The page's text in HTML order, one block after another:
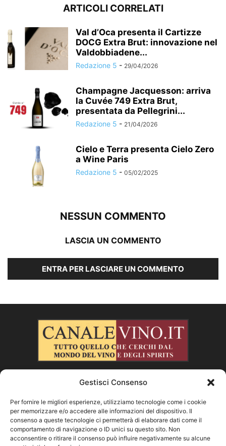
ARTICOLI CORRELATI
Val d’Oca presenta il Cartizze
DOCG Extra Brut: innovazione nel
Valdobbiadene...
Redazione 5 - 29/04/2026
Champagne Jacquesson: arriva
la Cuvée 749 Extra Brut,
presentata da Pellegrini...
Redazione 5 - 21/04/2026
Cielo e Terra presenta Cielo Zero
a Wine Paris
Redazione 5 - 05/02/2025
NESSUN COMMENTO
LASCIA UN COMMENTO
ENTRA PER LASCIARE UN COMMENTO
CHI SIAMO
SEGUICI
Gestisci Consenso
Per fornire le migliori esperienze, utilizziamo tecnologie come i cookie
per memorizzare e/o accedere alle informazioni del dispositivo. Il
consenso a queste tecnologie ci permetterà di elaborare dati come il
comportamento di navigazione o ID unici su questo sito. Non
acconsentire o ritirare il consenso può influire negativamente su alcune